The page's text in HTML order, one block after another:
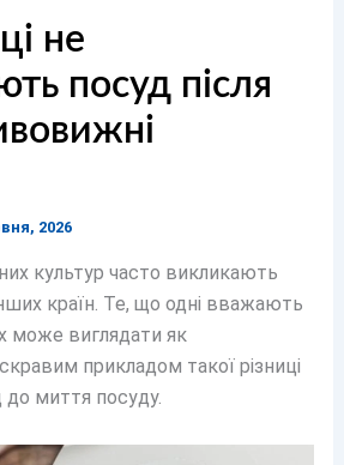
не
посуд після
2026
культур часто викликають
країн. Те, що одні вважають
може виглядати як
прикладом такої різниці
до миття посуду.